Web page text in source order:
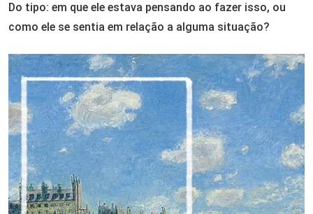
Do tipo: em que ele estava pensando ao fazer isso, ou
como ele se sentia em relação a alguma situação?